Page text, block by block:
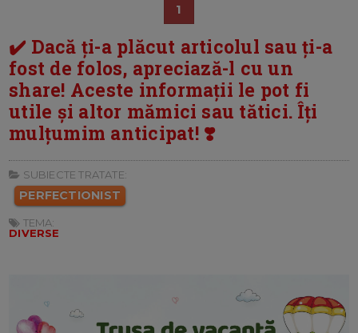
1
✔️ Dacă ți-a plăcut articolul sau ți-a
fost de folos, apreciază-l cu un
share! Aceste informații le pot fi
utile și altor mămici sau tătici. Îți
mulțumim anticipat! ❣️
SUBIECTE TRATATE:
PERFECTIONIST
TEMA:
DIVERSE